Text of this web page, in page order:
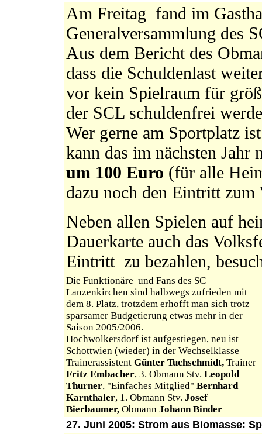
Am Freitag fand im
Generalversammlung des
Aus dem Bericht des
dass die Schuldenlast
vor kein Spielraum für
der SCL schuldenfrei
Wer gerne am Sportplatz
kann das im nächsten
um 100 Euro (für alle
dazu noch den Eintritt zum
Neben allen Spielen auf
Dauerkarte auch das
Eintritt zu bezahlen,
Die Funktionäre und Fans des SC
Lanzenkirchen sind halbwegs zufrieden mit
dem 8. Platz, trotzdem erhofft man sich trotz
sparsamer Budgetierung etwas mehr in der
Saison 2005/2006.
Hochwolkersdorf ist aufgestiegen, neu ist
Schottwien (wieder) in der Wechselklasse
Trainerassistent Günter Tuchschmidt, Trainer
Fritz Embacher, 3. Obmann Stv. Leopold
Thurner, "Einfaches Mitglied" Bernhard
Karnthaler, 1. Obmann Stv. Josef
Bierbaumer, Obmann Johann Binder
27. Juni 2005: Strom aus Biomasse: